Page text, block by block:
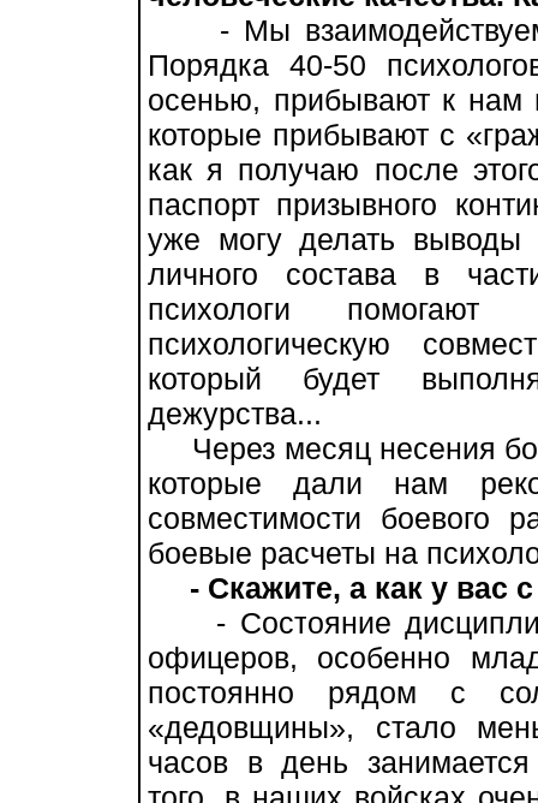
- Мы взаимодействуем
Порядка 40-50
осенью, прибывают к нам
которые прибывают с
как я получаю после
паспорт призывного
уже могу делать выводы
личного состава в
психологи помогают
психологическую
который будет
дежурства...
Через месяц несения
которые дали нам
совместимости боевого
боевые расчеты на
- Скажите, а как у вас
- Состояние
офицеров, особенно
постоянно рядом с
«дедовщины», стало
часов в день